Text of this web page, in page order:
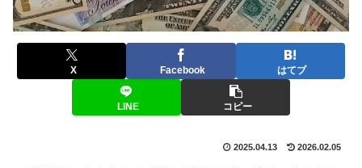
X Facebook はてブ
LINE コピー
2025.04.13 2026.02.05